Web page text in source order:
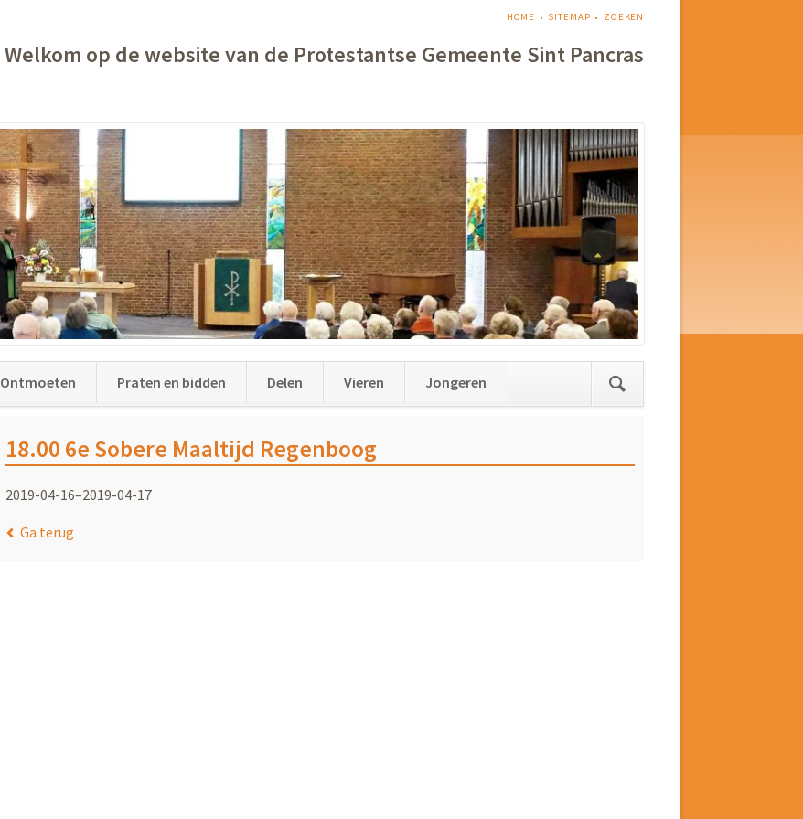
NAVIGATIE
HOME SITEMAP ZOEKEN
Welkom op de website van de Protestantse Gemeente Sint Pancras
Ontmoeten Praten en bidden Delen Vieren
Jongeren
18.00 6e Sobere Maaltijd Regenboog
2019-04-16–2019-04-17
Ga terug